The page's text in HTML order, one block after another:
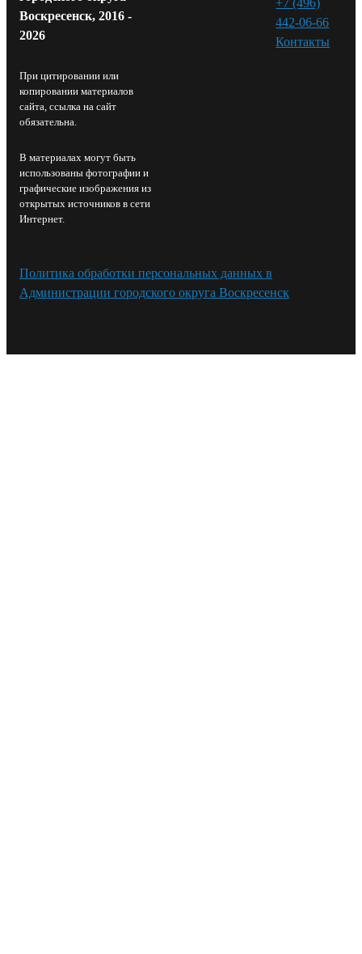
Воскресенск, 2016 -
2026
При цитировании или
копировании материалов
сайта, ссылка на сайт
обязательна.
В материалах могут быть
использованы фотографии и
графические изображения из
открытых источников в сети
Интернет.
442-06-66
Контакты⁠
Политика обработки персональных данных в
Администрации городского округа Воскресенск